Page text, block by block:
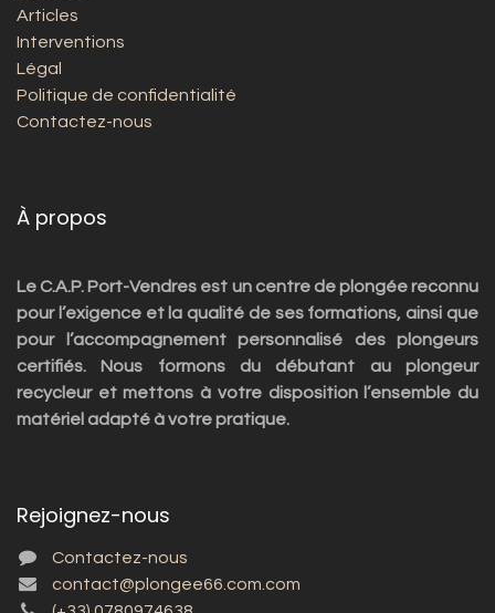
Articles
Interventions
Légal
Politique de confidentialité
Contactez-nous
À propos
Le C.A.P. Port-Vendres est un centre de plongée reconnu
pour l’exigence et la qualité de ses formations, ainsi que
pour l’accompagnement personnalisé des plongeurs
certifiés. Nous formons du débutant au plongeur
recycleur et mettons à votre disposition l’ensemble du
matériel adapté à votre pratique.
Rejoignez-nous
Contactez-nous
contact@plongee66.com.com